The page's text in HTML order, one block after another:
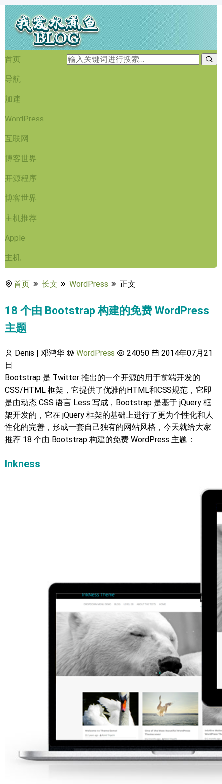
首页
导航
加速
WordPress
互联网
博客世界
开源程序
博客世界
主机推荐
Apple
主机
首页 长文 WordPress 正文
18 个由 Bootstrap 构建的免费 WordPress
主题
Denis | 邓鸿华 WordPress 24050
2014年07月21
日
Bootstrap 是 Twitter 推出的一个开源的用于前端开发的
CSS/HTML 框架，它提供了优雅的HTML和CSS规范，它即
是由动态 CSS 语言 Less 写成，Bootstrap 是基于 jQuery 框
架开发的，它在 jQuery 框架的基础上进行了更为个性化和人
性化的完善，形成一套自己独有的网站风格，今天就给大家
推荐 18 个由 Bootstrap 构建的免费 WordPress 主题：
Inkness